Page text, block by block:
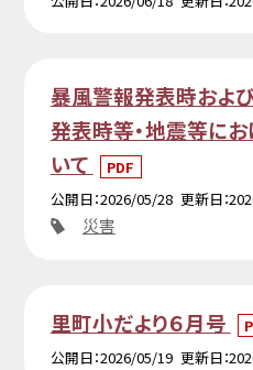
暴風警報発表時およ
発表時等・地震等に
いて
PDF
公開日 2026/05/28 更新日
災害
里町小だより６月号
公開日 2026/05/19 更新日